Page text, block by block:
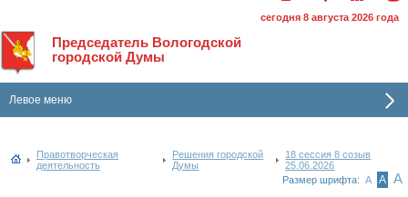
сегодня 8 августа 2026 года
Председатель Вологодской
городской Думы
Левое меню
Правотворческая
деятельность
Решения городской
Думы
18 сессия 8 созыв
25.06.2026
Размер шрифта: А А А